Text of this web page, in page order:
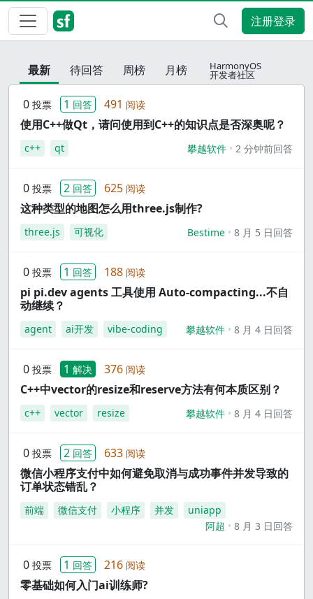
注册登录
最新 待回答 周榜 月榜 HarmonyOS
开发者社区
0 投票 1 回答 491 阅读
使用C++做Qt，请问使用到C++的知识点是否深奥呢？
c++ qt 攀越软件 2 分钟前回答
0 投票 2 回答 625 阅读
这种类型的地图怎么用three.js制作?
three.js 可视化 Bestime 8 月 5 日回答
0 投票 1 回答 188 阅读
pi pi.dev agents 工具使用 Auto-compacting...不自
动继续？
agent ai开发 vibe-coding 攀越软件 8 月 4 日回答
0 投票 1 解决 376 阅读
C++中vector的resize和reserve方法有何本质区别？
c++ vector resize 攀越软件 8 月 4 日回答
0 投票 2 回答 633 阅读
微信小程序支付中如何避免取消与成功事件并发导致的
订单状态错乱？
前端 微信支付 小程序 并发
uniapp
阿超
8 月 3 日回答
0 投票 1 回答 216 阅读
零基础如何入门ai训练师?